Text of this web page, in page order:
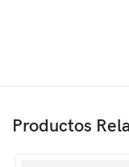
Productos